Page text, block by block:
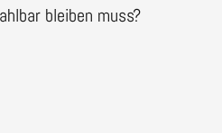
bleiben muss?